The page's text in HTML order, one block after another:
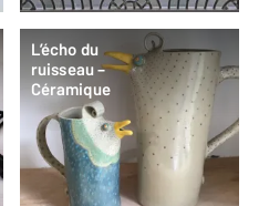
L’écho du
ruisseau –
Céramique